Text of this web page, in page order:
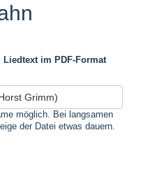
Liedtext im PDF-Format
Grimm)
möglich. Bei langsamen
der Datei etwas dauern.